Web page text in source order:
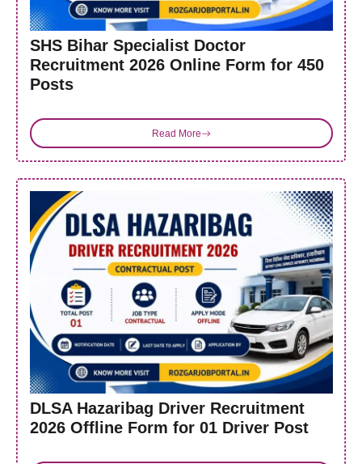
SHS Bihar Specialist Doctor
Recruitment 2026 Online Form for 450
Posts
Read More
DLSA Hazaribag Driver Recruitment
2026 Offline Form for 01 Driver Post